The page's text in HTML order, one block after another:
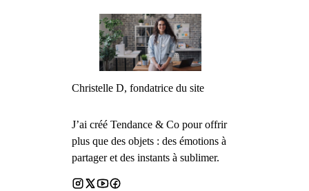
Christelle D, fondatrice du site
J’ai créé Tendance & Co pour offrir
plus que des objets : des émotions à
partager et des instants à sublimer.